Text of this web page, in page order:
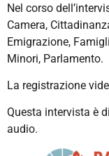
Nel corso
Camera,
Emigrazione,
Minori, Parlamento.
La registrazione
Questa intervista è
audio.